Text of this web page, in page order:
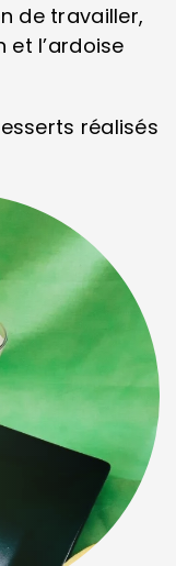
de travailler,
l’ardoise
réalisés